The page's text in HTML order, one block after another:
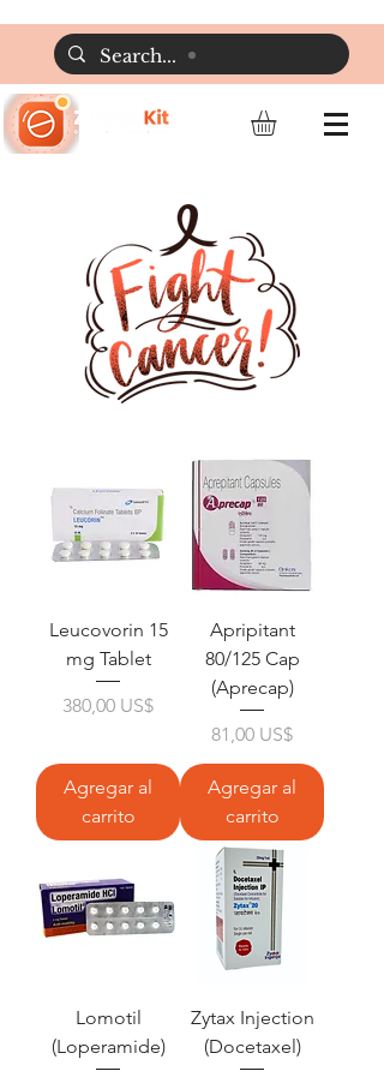
Leucovorin 15
mg Tablet
Precio
380,00 US$
Agregar al
carrito
Apripitant
80/125 Cap
(Aprecap)
Precio
81,00 US$
Agregar al
carrito
Lomotil
(Loperamide)
Zytax Injection
(Docetaxel)